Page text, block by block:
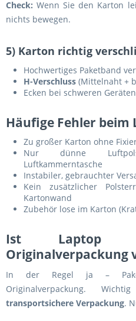
Check: Wenn Sie den Karton
nichts bewegen.
5) Karton richtig
Hochwertiges Paketband
H-Verschluss (Mittelnaht +
Ecken bei schweren
Häufige Fehler beim
Zu großer Karton ohne
Nur dünne
Luftkammerntasche
Instabiler, gebrauchter
Kein zusätzlicher
Kartonwand
Zubehör lose im Karton
Ist Laptop
Originalverpackung
In der Regel ja –
Originalverpackung.
transportsichere Verpackung.